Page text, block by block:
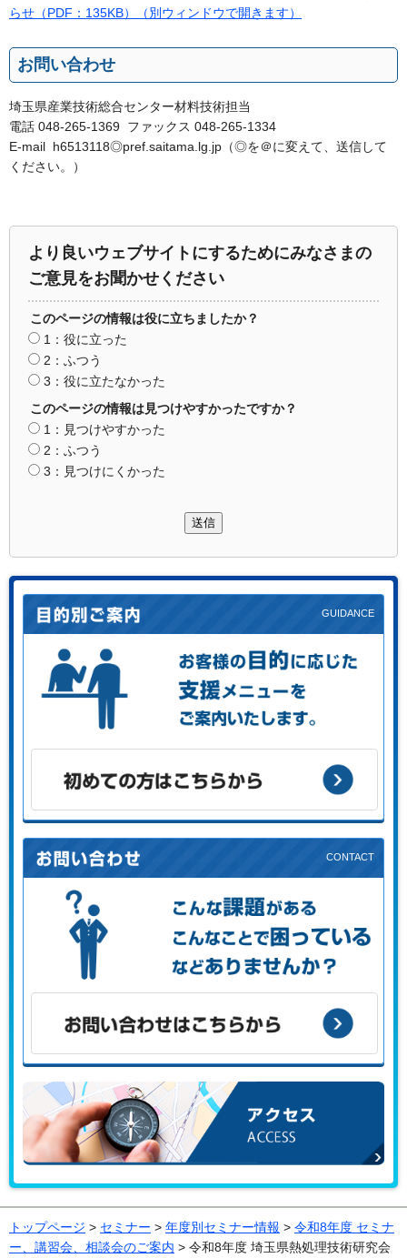
らせ（PDF：135KB）（別ウィンドウで開きます）
お問い合わせ
埼玉県産業技術総合センター材料技術担当
電話 048-265-1369 ファックス 048-265-1334
E-mail h6513118◎pref.saitama.lg.jp（◎を＠に変えて、送信して
ください。）
より良いウェブサイトにするためにみなさまの
ご意見をお聞かせください
このページの情報は役に立ちましたか？
1：役に立った
2：ふつう
3：役に立たなかった
このページの情報は見つけやすかったですか？
1：見つけやすかった
2：ふつう
3：見つけにくかった
送信
お客様の目的に応じた支援メニューをご案内します。
初めての方はこちらから
こんな課題がある、こんなことで困っている、などありませ
お問い合わせはこちらから
トップページ > セミナー > 年度別セミナー情報 > 令和8年度 セミナ
ー、講習会、相談会のご案内 > 令和8年度 埼玉県熱処理技術研究会